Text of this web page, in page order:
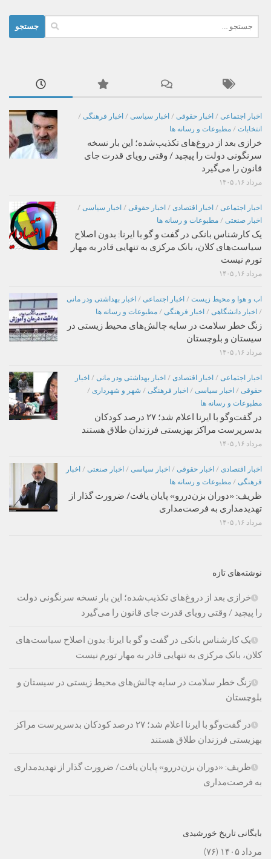
برای:
اخبار اجتماعی / اخبار حقوقی / اخبار سیاسی / اخبار فرهنگی /
انتخابات / مطبوعات و رسانه ها
خرازی بعد از دروغ‌های تکذیب‌شده؛ این بار نسخه
سرنگونی دولت را پیچید / وقتی رویای قدرت جای
قانون را می‌گیرد
مرداد ۱۶, ۱۴۰۵
اخبار اجتماعی / اخبار اقتصادی / اخبار حقوقی / اخبار سیاسی /
اخبار صنعتی / مطبوعات و رسانه ها
یک کارشناس بانکی در گفت و گو با ایرنا: بدون اصلاح
سیاست‌های کلان، بانک مرکزی به تنهایی قادر به مهار
تورم نیست
مرداد ۱۶, ۱۴۰۵
اب و هوا و محیط زیست / اخبار اجتماعی / اخبار بهداشتی ودر مانی
/ اخبار دانشگاهی / اخبار فرهنگی / مطبوعات و رسانه ها
زنگ خطر سلامت در سایه چالش‌های محیط زیستی در
سیستان و بلوچستان
مرداد ۱۶, ۱۴۰۵
اخبار اجتماعی / اخبار اقتصادی / اخبار بهداشتی ودر مانی / اخبار
حقوقی / اخبار سیاسی / اخبار فرهنگی / شهر و شهرداری /
مطبوعات و رسانه ها
در گفت‌وگو با ایرنا اعلام شد؛ ۲۷ درصد کودکان
بدسرپرست مراکز بهزیستی فرزندان طلاق هستند
مرداد ۱۶, ۱۴۰۵
اخبار اقتصادی / اخبار حقوقی / اخبار سیاسی / اخبار صنعتی / اخبار
فرهنگی / مطبوعات و رسانه ها
ظریف: «دوران بزن‌دررو» پایان یافت/ ضرورت گذار از
تهدیدمداری به فرصت‌مداری
مرداد ۱۶, ۱۴۰۵
نوشته‌های تازه
خرازی بعد از دروغ‌های تکذیب‌شده؛ این بار نسخه سرنگونی دولت
را پیچید / وقتی رویای قدرت جای قانون را می‌گیرد
یک کارشناس بانکی در گفت و گو با ایرنا: بدون اصلاح سیاست‌های
کلان، بانک مرکزی به تنهایی قادر به مهار تورم نیست
زنگ خطر سلامت در سایه چالش‌های محیط زیستی در سیستان و
بلوچستان
در گفت‌وگو با ایرنا اعلام شد؛ ۲۷ درصد کودکان بدسرپرست مراکز
بهزیستی فرزندان طلاق هستند
ظریف: «دوران بزن‌دررو» پایان یافت/ ضرورت گذار از تهدیدمداری
به فرصت‌مداری
بایگانی تاریخ خورشیدی
مرداد ۱۴۰۵
(۷۶)